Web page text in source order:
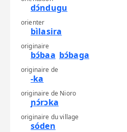
dɔ́ndugu
orienter
bìlasira
originaire
bɔ́baa bɔ́baga
originaire de
-ka
originaire de Nioro
ɲɔ́rɔka
originaire du village
sóden